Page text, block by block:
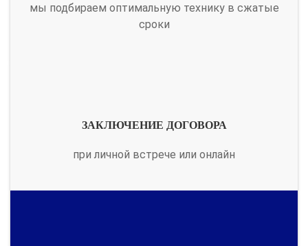
мы подбираем оптимальную технику в сжатые
сроки
ЗАКЛЮЧЕНИЕ ДОГОВОРА
при личной встрече или онлайн